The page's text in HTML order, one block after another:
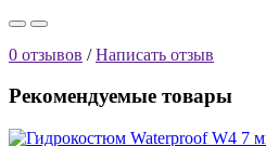
0 отзывов /Написать отзыв
Рекомендуемые товары